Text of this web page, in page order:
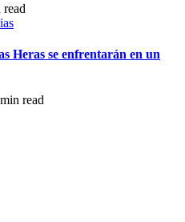
read
Heras se enfrentarán en un
read